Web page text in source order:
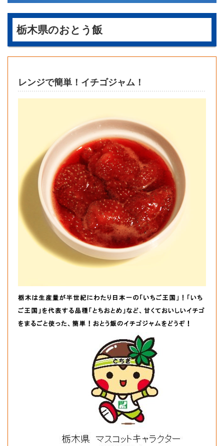
栃木県のおとう飯
レンジで簡単！イチゴジャム！